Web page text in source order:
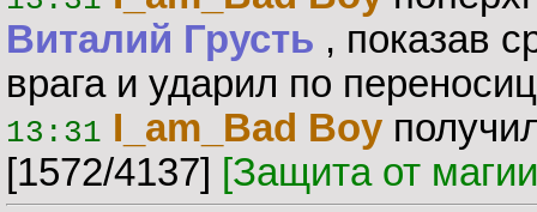
Виталий Грусть , показав
врага и ударил по
13:31 I_am_Bad Boy
[1572/4137] [Защита от